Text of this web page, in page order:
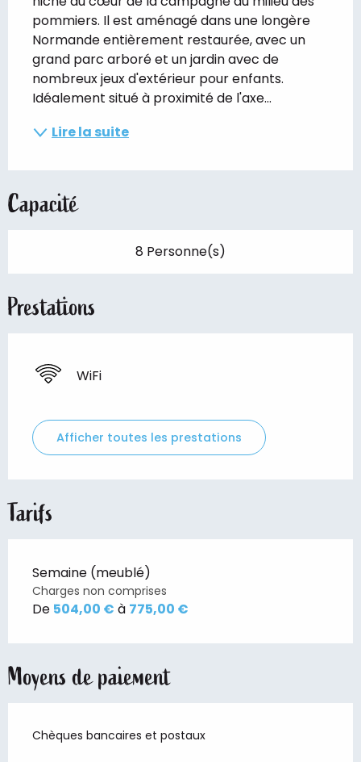
pommiers. Il est aménagé dans une longère
Normande entièrement restaurée, avec un
grand parc arboré et un jardin avec de
nombreux jeux d'extérieur pour enfants.
Idéalement situé à proximité de l'axe...
Lire la suite
Capacité
8 Personne(s)
Prestations
WiFi
Afficher toutes les prestations
Tarifs
Semaine (meublé)
Charges non comprises
De 504,00 € à 775,00 €
Moyens de paiement
Chèques bancaires et postaux